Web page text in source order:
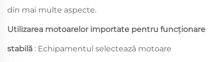
din mai multe aspecte.
Utilizarea motoarelor importate pentru funcționare
stabilă : Echipamentul selectează motoare